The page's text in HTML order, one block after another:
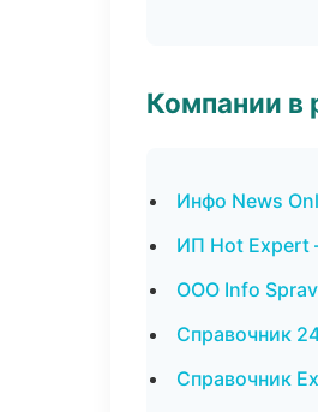
Компании в
Инфо News
ИП Hot Expert
ООО Info
Справочник
Справочник